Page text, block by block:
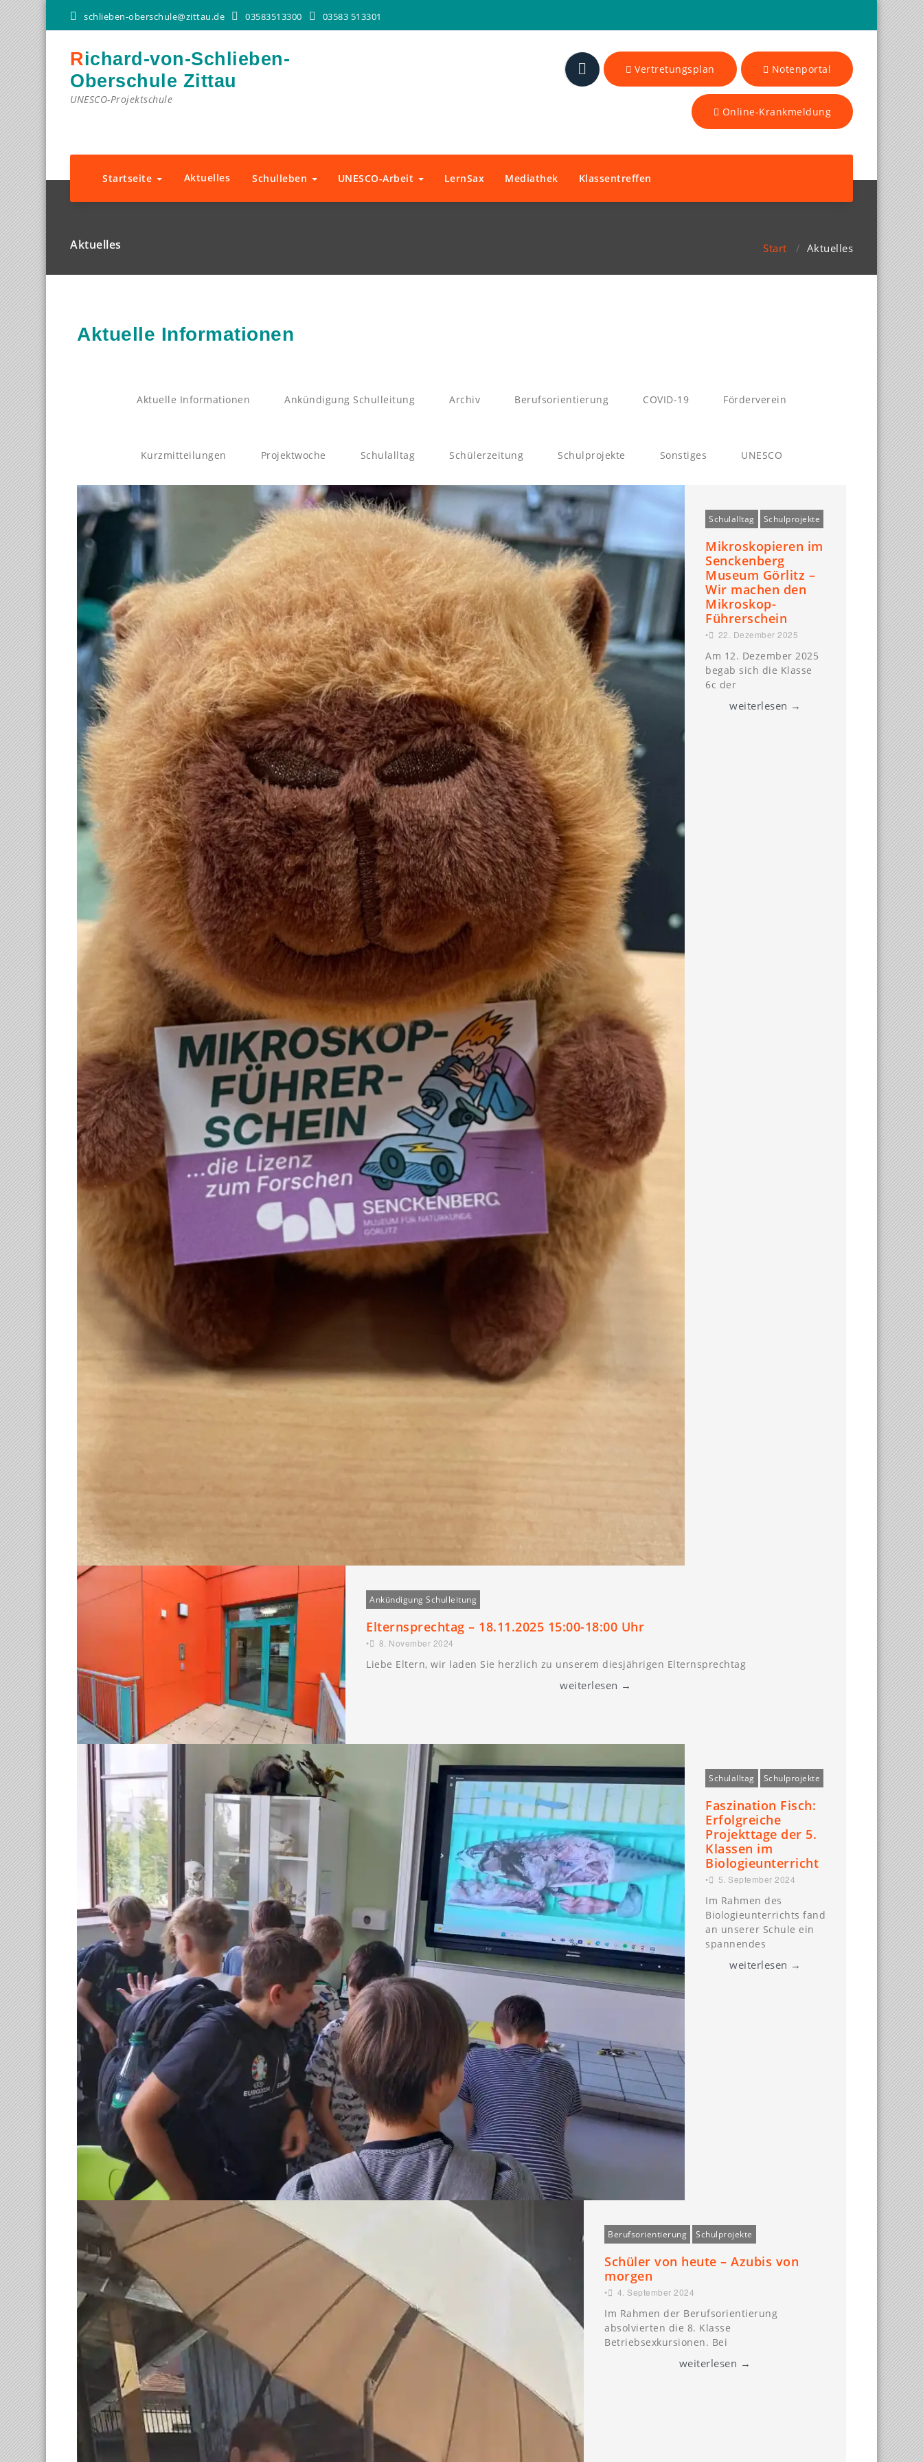
schlieben-oberschule@zittau.de 03583513300 03583 513301
Richard-von-Schlieben-
Oberschule Zittau
UNESCO-Projektschule
Vertretungsplan Notenportal
Online-Krankmeldung
Startseite Aktuelles Schulleben UNESCO-Arbeit LernSax Mediathek Klassentreffen
Aktuelles Start / Aktuelles
Aktuelle Informationen
Aktuelle Informationen Ankündigung Schulleitung Archiv Berufsorientierung COVID-19 Förderverein
Kurzmitteilungen Projektwoche Schulalltag Schülerzeitung Schulprojekte Sonstiges UNESCO
Schulalltag Schulprojekte
Mikroskopieren im
Senckenberg
Museum Görlitz –
Wir machen den
Mikroskop-
Führerschein
• 22. Dezember 2025
Am 12. Dezember 2025
begab sich die Klasse
6c der
weiterlesen →
Ankündigung Schulleitung
Elternsprechtag – 18.11.2025 15:00-18:00 Uhr
• 8. November 2024
Liebe Eltern, wir laden Sie herzlich zu unserem diesjährigen Elternsprechtag
weiterlesen →
Schulalltag Schulprojekte
Faszination Fisch:
Erfolgreiche
Projekttage der 5.
Klassen im
Biologieunterricht
• 5. September 2024
Im Rahmen des
Biologieunterrichts fand
an unserer Schule ein
spannendes
weiterlesen →
Berufsorientierung Schulprojekte
Schüler von heute – Azubis von
morgen
• 4. September 2024
Im Rahmen der Berufsorientierung
absolvierten die 8. Klasse
Betriebsexkursionen. Bei
weiterlesen →